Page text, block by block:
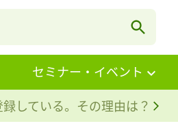
セミナー・イベント
している。その理由は？